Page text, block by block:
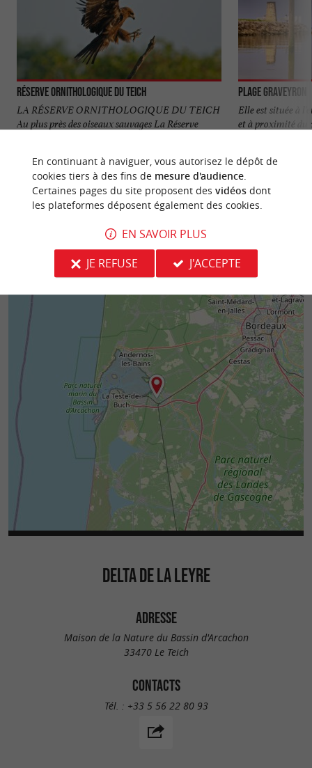
Réserve Orni­thologique du Teich
LA RÉSERVE ORNITHOLOGIQUE DU TEICH
Au plus près des oiseaux sauvages La Réserve
653 m - Le Teich
Plage Graveyron
Elle est située à
et à proximité du
4,2 km -
DELTA DE LA LEYRE
ADRESSE
Maison de la Nature du Bassin d'Arcachon
33470 Le Teich
CONTACTS
Tél. : +33 5 56 22 80 93
En continuant à naviguer, vous autorisez le dépôt de
cookies tiers à des fins de mesure d'audience.
Certaines pages du site proposent des vidéosdont
les plateformes déposent également des cookies.
EN SAVOIR PLUS
JE REFUSE
J'ACCEPTE